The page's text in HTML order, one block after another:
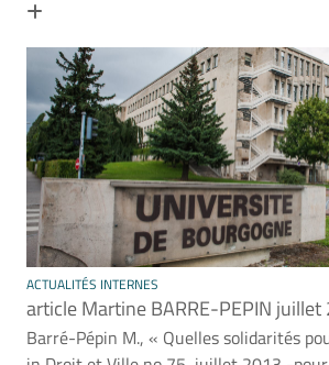
ACTUALITÉS INTERNES
article Martine BARRE-PEPIN juillet
Barré-Pépin M., « Quelles solidarités